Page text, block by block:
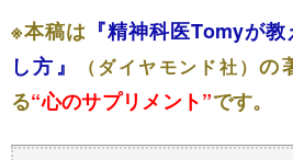
※本稿は 『精神科医Tomyが
し方』
（ダイヤモンド社）の
る“心のサプリメント”です。